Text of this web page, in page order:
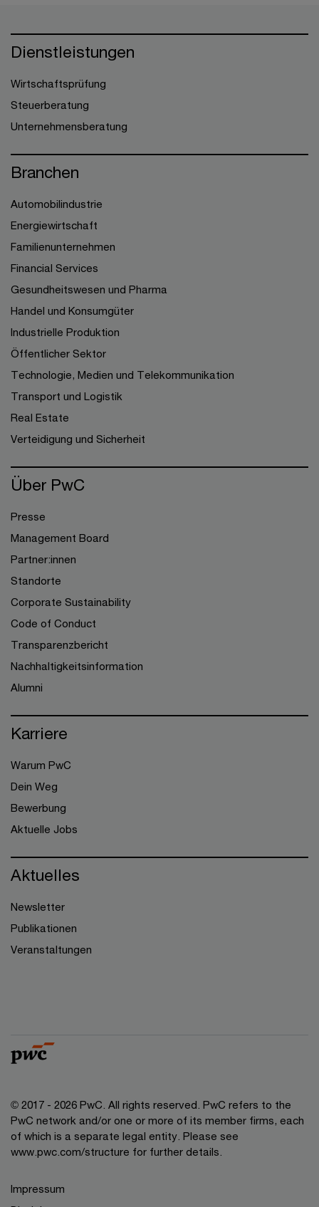
Dienstleistungen
Wirtschaftsprüfung
Steuerberatung
Unternehmensberatung
Branchen
Automobilindustrie
Energiewirtschaft
Familienunternehmen
Financial Services
Gesundheitswesen und Pharma
Handel und Konsumgüter
Industrielle Produktion
Öffentlicher Sektor
Technologie, Medien und Telekommunikation
Transport und Logistik
Real Estate
Verteidigung und Sicherheit
Über PwC
Presse
Management Board
Partner:innen
Standorte
Corporate Sustainability
Code of Conduct
Transparenzbericht
Nachhaltigkeitsinformation
Alumni
Karriere
Warum PwC
Dein Weg
Bewerbung
Aktuelle Jobs
Aktuelles
Newsletter
Publikationen
Veranstaltungen
© 2017 - 2026 PwC. All rights reserved. PwC refers to the
PwC network and/or one or more of its member firms, each
of which is a separate legal entity. Please see
www.pwc.com/structure for further details.
Impressum